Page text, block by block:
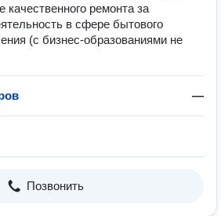
качественного ремонта за
в сфере бытового
(с бизнес-образованиями не
—
Позвонить